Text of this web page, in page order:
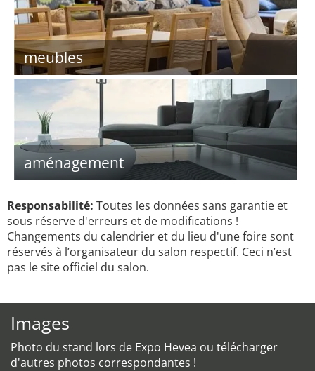
meubles
aménagement
Responsabilité: Toutes les données sans garantie et
sous réserve d'erreurs et de modifications !
Changements du calendrier et du lieu d'une foire sont
réservés à l’organisateur du salon respectif. Ceci n’est
pas le site officiel du salon.
Images
Photo du stand lors de Expo Hevea ou télécharger
d'autres photos correspondantes !